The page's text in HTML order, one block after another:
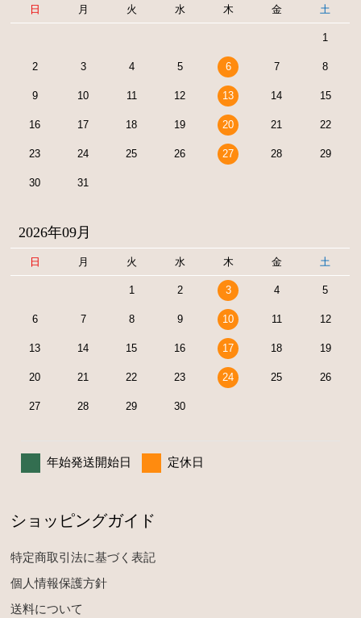
日 月 火 水 木 金 土
1
2 3 4 5 6 7 8
9 10 11 12 13 14 15
16 17 18 19 20 21 22
23 24 25 26 27 28 29
30 31
2026年09月
日 月 火 水 木 金 土
1 2 3 4 5
6 7 8 9 10 11 12
13 14 15 16 17 18 19
20 21 22 23 24 25 26
27 28 29 30
年始発送開始日 定休日
ショッピングガイド
特定商取引法に基づく表記
個人情報保護方針
送料について